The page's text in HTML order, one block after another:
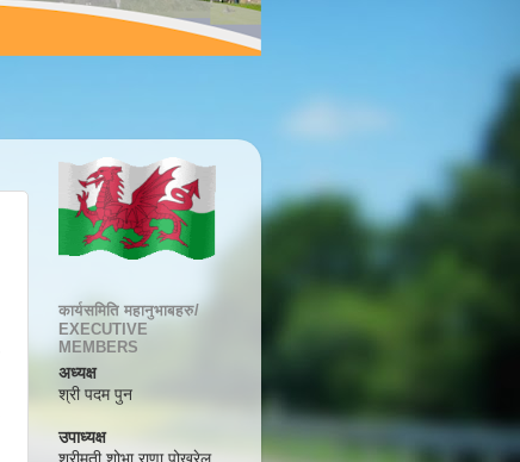
कार्यसमिति महानुभाबहरु/
EXECUTIVE
MEMBERS
अध्यक्ष
श्री पदम पुन
उपाध्यक्ष